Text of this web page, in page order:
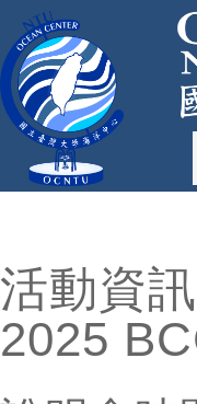
活動資
2025